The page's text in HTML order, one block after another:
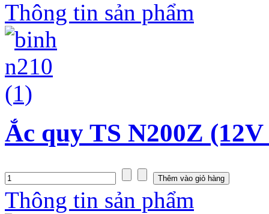
Thông tin sản phẩm
Ắc quy TS N200Z
Thông tin sản phẩm